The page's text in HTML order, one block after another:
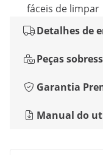
fáceis de limpar
Detalhes de
Peças
Garantia
Manual do